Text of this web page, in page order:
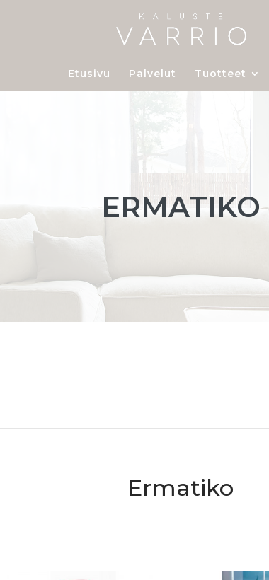
Etusivu Palvelut Tuotteet
ERMATIKO
Ermatiko